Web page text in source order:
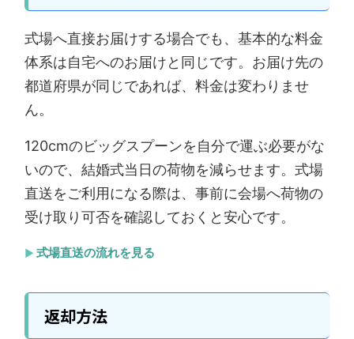
式場へ直接お届けする場合でも、基本的な料金
体系は自宅へのお届けと同じです。お届け先の
都道府県が同じであれば、料金は変わりませ
ん。
120cmのビッグスプーンを自分で運ぶ必要がな
いので、結婚式当日の荷物を減らせます。式場
直送をご利用になる際は、事前に会場へ荷物の
受け取り可否を確認しておくと安心です。
式場直送の流れを見る
返却方法